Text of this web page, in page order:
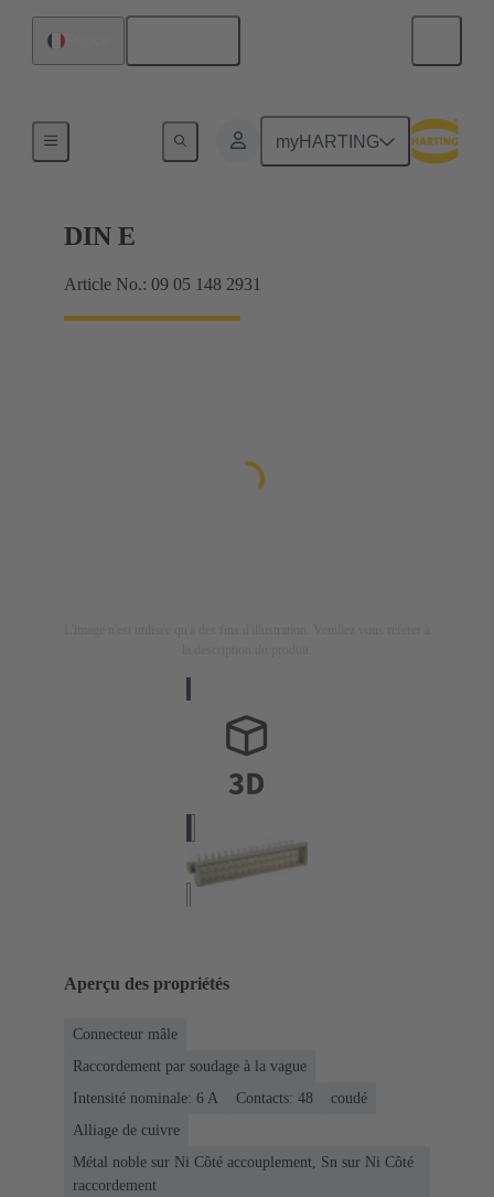
myHARTING
Raccordement carte mère à carte fille
DIN E
Article No.: 09 05 148 2931
Aperçu des propriétés
Connecteur mâle
Raccordement par soudage à la vague
Intensité nominale: ‌6 A
Contacts: 48
coudé
Alliage de cuivre
Métal noble sur Ni Côté accouplement, Sn sur Ni Côté
raccordement